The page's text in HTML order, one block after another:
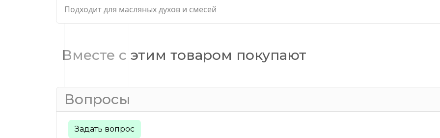
Подходит для масляных духов и смесей
Вместе с этим товаром покупают
Вопросы
Задать вопрос